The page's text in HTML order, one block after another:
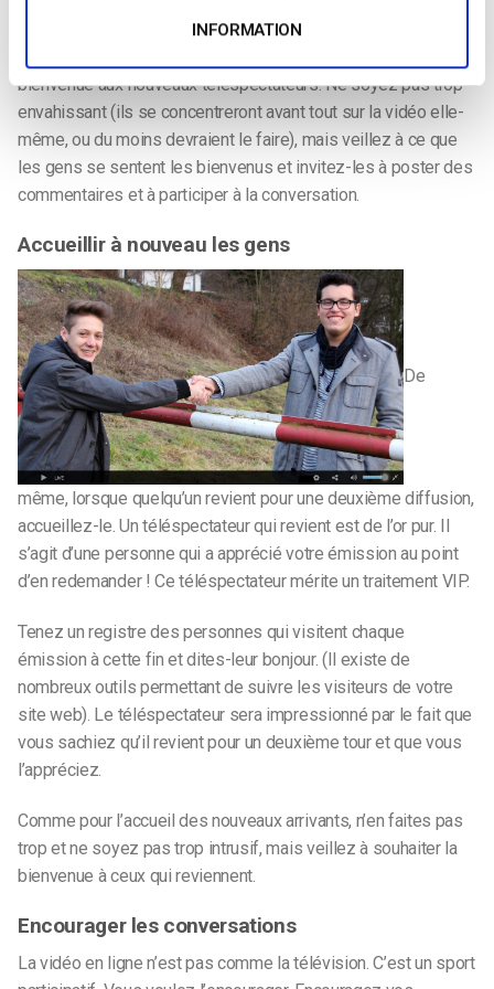
INFORMATION
l’antenne ne peuvent pas le faire, mais il est indispensable
bienvenue aux nouveaux téléspectateurs. Ne soyez pas trop
envahissant (ils se concentreront avant tout sur la vidéo elle-
même, ou du moins devraient le faire), mais veillez à ce que
les gens se sentent les bienvenus et invitez-les à poster des
commentaires et à participer à la conversation.
Accueillir à nouveau les gens
De
même, lorsque quelqu’un revient pour une deuxième diffusion,
accueillez-le. Un téléspectateur qui revient est de l’or pur. Il
s’agit d’une personne qui a apprécié votre émission au point
d’en redemander ! Ce téléspectateur mérite un traitement VIP.
Tenez un registre des personnes qui visitent chaque
émission à cette fin et dites-leur bonjour. (Il existe de
nombreux outils permettant de suivre les visiteurs de votre
site web). Le téléspectateur sera impressionné par le fait que
vous sachiez qu’il revient pour un deuxième tour et que vous
l’appréciez.
Comme pour l’accueil des nouveaux arrivants, n’en faites pas
trop et ne soyez pas trop intrusif, mais veillez à souhaiter la
bienvenue à ceux qui reviennent.
Encourager les conversations
La vidéo en ligne n’est pas comme la télévision. C’est un sport